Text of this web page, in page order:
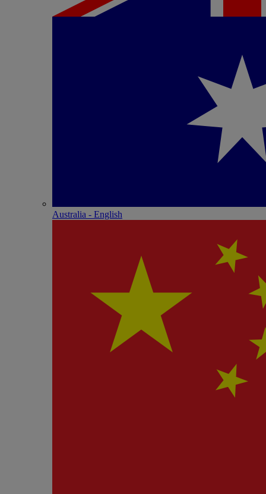
Australia - English